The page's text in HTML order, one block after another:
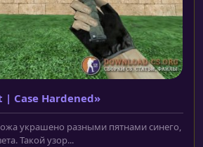
| Case Hardened»
украшено разными пятнами синего,
Такой узор...